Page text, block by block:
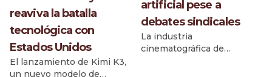
reaviva la batalla
tecnológica con
Estados Unidos
El lanzamiento de Kimi K3,
un nuevo modelo de
artificial pese a
debates sindicales
La industria
cinematográfica de